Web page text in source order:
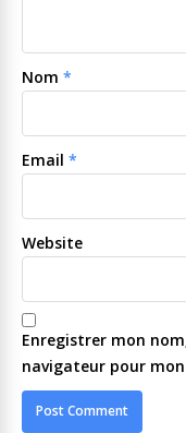
Nom *
Email *
Website
Enregistrer mon
navigateur pour